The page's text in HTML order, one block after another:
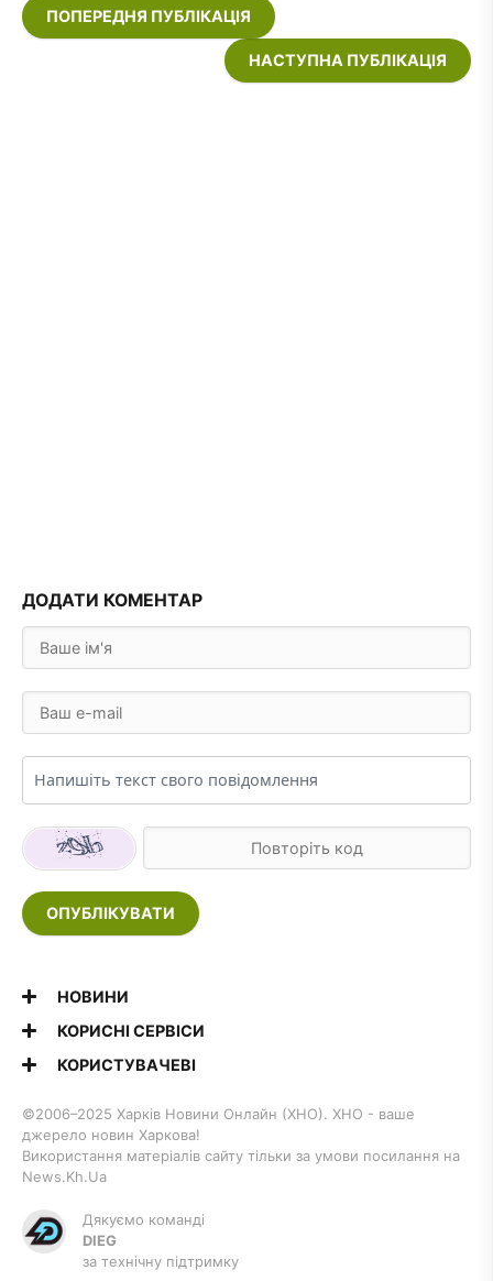
ПОПЕРЕДНЯ ПУБЛІКАЦІЯ
НАСТУПНА ПУБЛІКАЦІЯ
ДОДАТИ КОМЕНТАР
ОПУБЛІКУВАТИ
НОВИНИ
КОРИСНІ СЕРВІСИ
КОРИСТУВАЧЕВІ
©2006–2025 Харків Новини Онлайн (ХНО). ХНО - ваше
джерело новин Харкова!
Використання матеріалів сайту тільки за умови посилання на
News.Kh.Ua
Дякуємо команді
DIEG
за технічну підтримку